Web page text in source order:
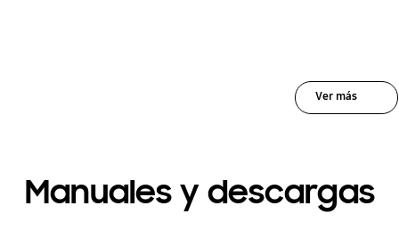
Ver más
Manuales y descargas